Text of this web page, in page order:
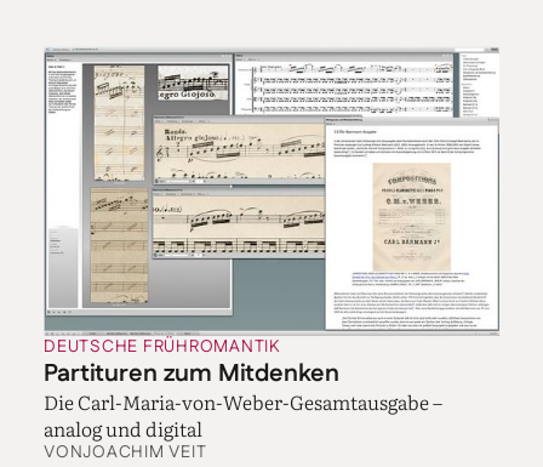
DEUTSCHE FRÜHROMANTIK
Partituren zum Mitdenken
Die Carl-Maria-von-Weber-Gesamtausgabe –
analog und digital
VONJOACHIM VEIT